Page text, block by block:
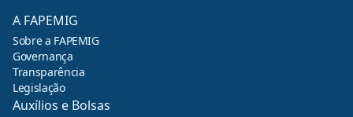
A FAPEMIG
Sobre a FAPEMIG
Governança
Transparência
Legislação
Auxílios e Bolsas